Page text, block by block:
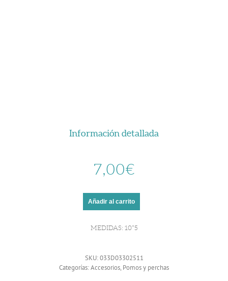
Información detallada
7,00€
Añadir al carrito
MEDIDAS: 10*5
SKU:033D03302511
Categorías:Accesorios, Pomos y perchas